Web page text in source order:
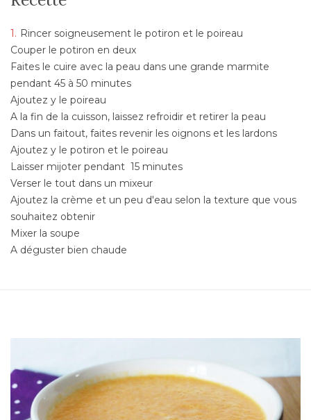
Rincer soigneusement le potiron et le poireau
Couper le potiron en deux
Faites le cuire avec la peau dans une grande marmite
pendant 45 à 50 minutes
Ajoutez y le poireau
A la fin de la cuisson, laissez refroidir et retirer la peau
Dans un faitout, faites revenir les oignons et les lardons
Ajoutez y le potiron et le poireau
Laisser mijoter pendant 15 minutes
Verser le tout dans un mixeur
Ajoutez la crème et un peu d'eau selon la texture que vous
souhaitez obtenir
Mixer la soupe
A déguster bien chaude